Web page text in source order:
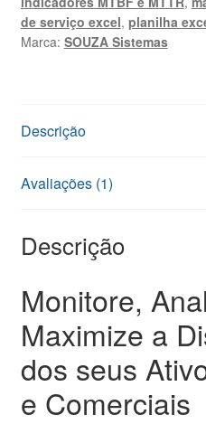
|
Excel
quantidade
de serviço excel, planilha
Marca: SOUZA Sistemas
Descrição
Avaliações (1)
Descrição
Monitore,
Maximize a
dos seus
e Comerciais